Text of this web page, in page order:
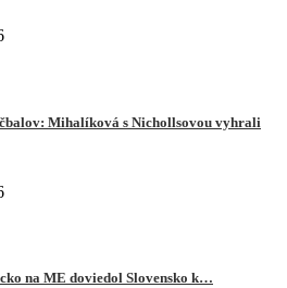
Mihalíková s Nichollsovou vyhrali
na ME doviedol Slovensko k…